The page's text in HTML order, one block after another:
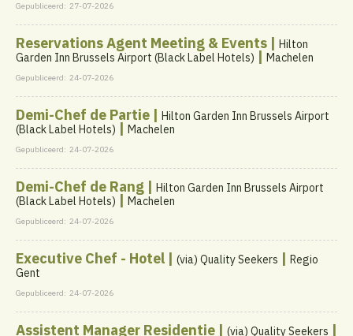
Gepubliceerd: 27-07-2026
Reservations Agent Meeting & Events | Hilton
Garden Inn Brussels Airport (Black Label Hotels) | Machelen
Gepubliceerd: 24-07-2026
Demi-Chef de Partie | Hilton Garden Inn Brussels Airport
(Black Label Hotels) | Machelen
Gepubliceerd: 24-07-2026
Demi-Chef de Rang | Hilton Garden Inn Brussels Airport
(Black Label Hotels) | Machelen
Gepubliceerd: 24-07-2026
Executive Chef - Hotel | (via) Quality Seekers | Regio
Gent
Gepubliceerd: 24-07-2026
Assistent Manager Residentie | (via) Quality Seekers |